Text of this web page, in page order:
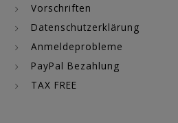
Vorschriften
Datenschutzerklärung
Anmeldeprobleme
PayPal Bezahlung
TAX FREE